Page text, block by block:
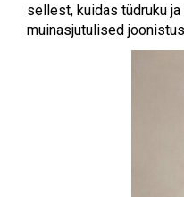
sellest, kuidas tüdruku
muinasjutulised